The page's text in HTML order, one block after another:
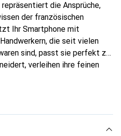
die Ansprüche,
der französischen
Ihr Smartphone mit
die seit vielen
sind, passt sie perfekt zu
verleihen ihre feinen
Ihr Smartphone. International
eine anspruchsvolle